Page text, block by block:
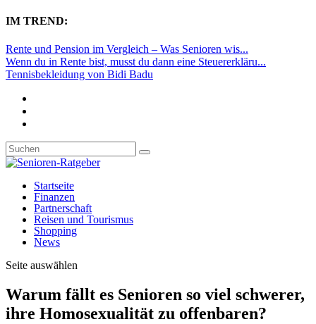
IM TREND:
Rente und Pension im Vergleich – Was Senioren wis...
Wenn du in Rente bist, musst du dann eine Steuererkläru...
Tennisbekleidung von Bidi Badu
Startseite
Finanzen
Partnerschaft
Reisen und Tourismus
Shopping
News
Seite auswählen
Warum fällt es Senioren so viel schwerer,
ihre Homosexualität zu offenbaren?